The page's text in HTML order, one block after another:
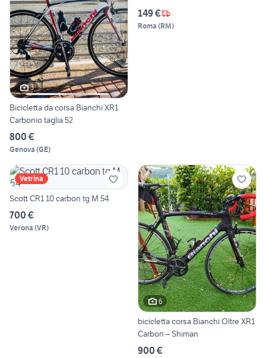
3
Bicicletta da corsa Bianchi XR1
Carbonio taglia 52
800 €
Genova (GE)
149 €
Roma (RM)
Vetrina
Scott CR1 10 carbon tg M 54
700 €
Verona (VR)
6
bicicletta corsa Bianchi Oltre XR1
Carbon – Shiman
900 €